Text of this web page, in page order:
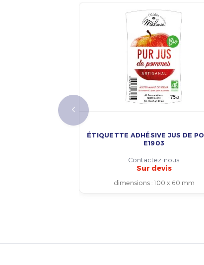
ÉTIQUETTE ADHÉSIVE JUS DE
E1903
Contactez-nous
Sur devis
dimensions: 100 x 60 mm